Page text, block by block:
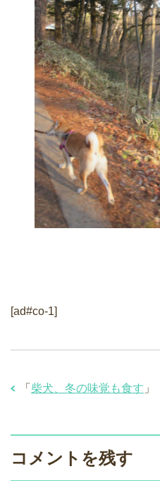
[ad#co-1]
「 柴犬、冬の味覚も食す 」
コメントを残す